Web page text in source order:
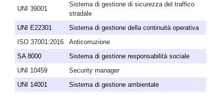
UNI 39001
Sistema di gestione di sicurezza del traffico
stradale
UNI E22301
Sistema di gestione della continuità operativa
ISO 37001:2016
Anticorruzione
SA 8000
Sistema di gestione responsabilità sociale
UNI 10459
Security manager
UNI 14001
Sistema di gestione ambientale